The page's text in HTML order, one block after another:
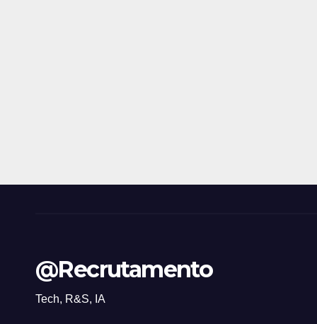
@Recrutamento
Tech, R&S, IA